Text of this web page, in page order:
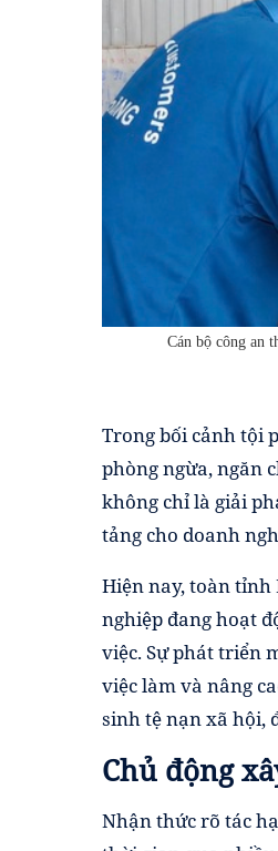
Cán bộ công an
Trong bối cảnh tội
phòng ngừa, ngăn
không chỉ là giải
tảng cho doanh
Hiện nay, toàn tỉnh
nghiệp đang hoạt
việc. Sự phát triển
việc làm và nâng
sinh tệ nạn xã hội,
Chủ động
Nhận thức rõ tác